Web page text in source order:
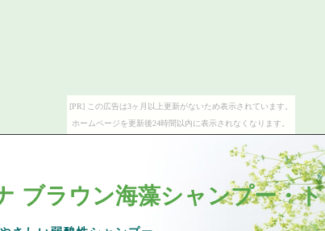
[PR] この広告は3ヶ月以上更新がないため表示されています。
ホームページを更新後24時間以内に表示されなくなります。
ブラウン海藻シャンプー・